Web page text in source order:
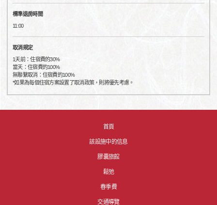
標準退房時間
11:00
取消規定
1天前：住宿費的30%
當天：住宿費的100%
無聯繫取消：住宿費的100%
*如果為每個住宿方案設置了取消政策，則將優先考慮。
首頁
該設施中的信息
膠囊旅館
鬆弛
春季費
交通導覽